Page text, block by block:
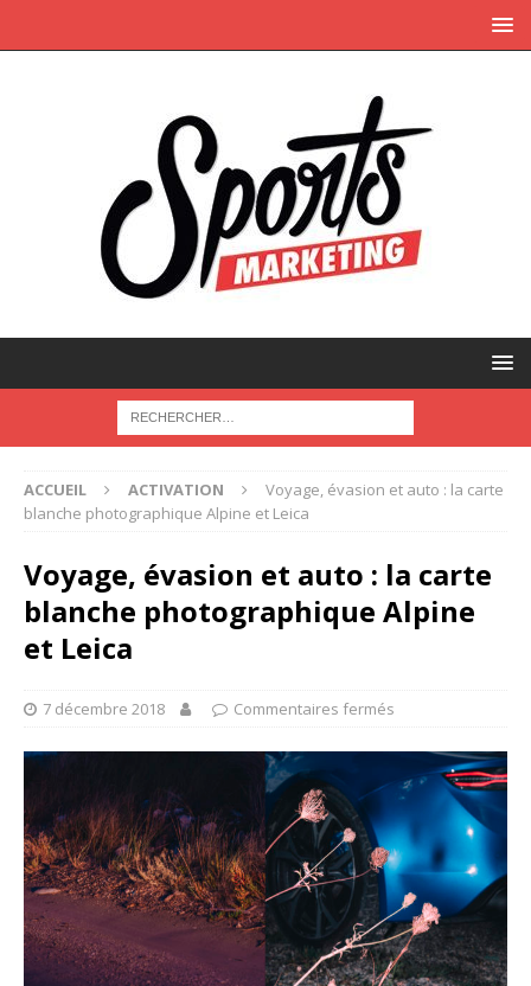
ACCUEIL ACTIVATION
Voyage, évasion et auto : la carte
blanche photographique Alpine et Leica
Voyage, évasion et auto : la carte
blanche photographique Alpine
et Leica
7 décembre 2018 Commentaires fermés